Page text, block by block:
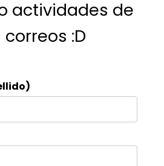
actividades de
correos :D